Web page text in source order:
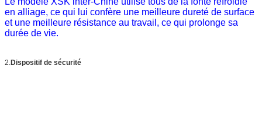
en alliage, ce qui lui confère une meilleure dureté de surface
et une meilleure résistance au travail, ce qui prolonge sa
durée de vie.
2. Dispositif de sécurité